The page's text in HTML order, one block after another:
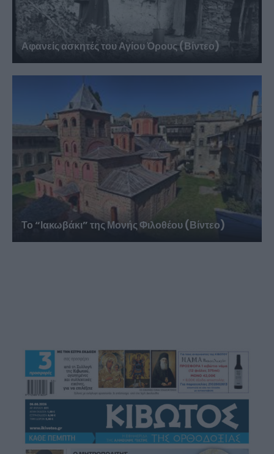
Αφανείς ασκητές του Αγίου Όρους (Βίντεο)
Το “Ιακωβάκι” της Μονής Φιλοθέου (Βίντεο)